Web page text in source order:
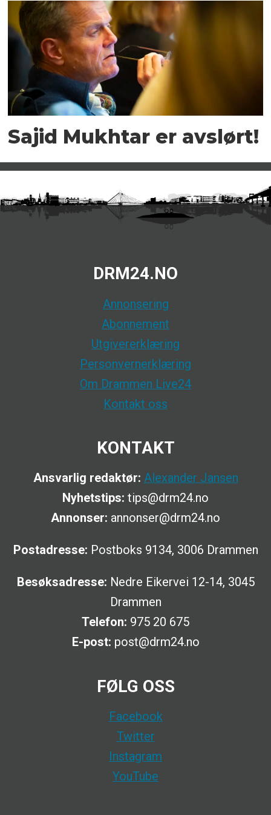
Sajid Mukhtar er avslørt!
DRM24.NO
Annonsering
Abonnement
Utgivererklæring
Personvernerklæring
Om Drammen Live24
Kontakt oss
KONTAKT
Ansvarlig redaktør: Alexander Jansen
Nyhetstips: tips@drm24.no
Annonser: annonser@drm24.no
Postadresse: Postboks 9134, 3006 Drammen
Besøksadresse: Nedre Eikervei 12-14, 3045
Drammen
Telefon: 975 20 675
E-post: post@drm24.no
FØLG OSS
Facebook
Twitter
Instagram
YouTube